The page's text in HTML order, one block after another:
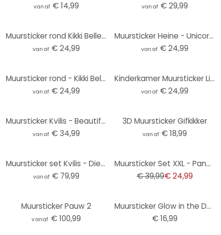
vanaf € 14,99 vanaf € 29,99
Muursticker rond Kikki Belle - Animal Adventure
vanaf € 24,99
Muursticker Heine - Unicorn Magic
vanaf € 24,99
Muursticker rond - Kikki Belle - Pirate Bay
vanaf € 24,99
Kinderkamer Muursticker Lieve kat in de struik - Korenkova - Rond
vanaf € 24,99
Muursticker Kvilis - Beautiful Butterflies (set van 10)
vanaf € 34,99
3D Muursticker Gifkikker
vanaf € 18,99
Muursticker set Kvilis - Diep in de Oceaan (25-delig)
vanaf € 79,99
Muursticker Set XXL - Panda Beren
€ 39,99€ 24,99
Muursticker Pauw 2
vanaf € 100,99
Muursticker Glow in the Dark - Vlinders
€ 16,99